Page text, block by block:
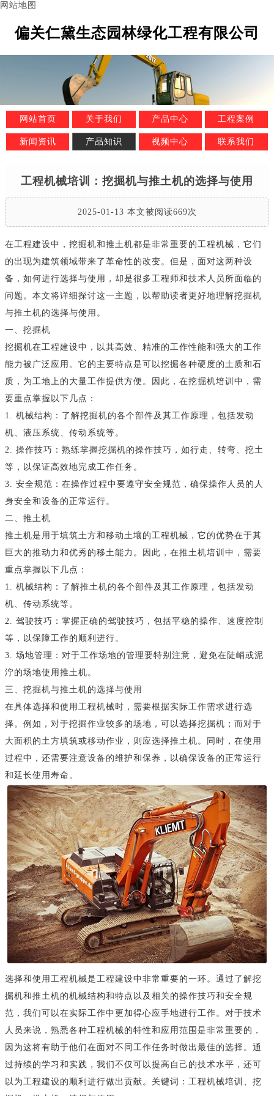
网站地图
偏关仁黛生态园林绿化工程有限公司
网站首页 关于我们 产品中心 工程案例
新闻资讯 产品知识 视频中心 联系我们
工程机械培训：挖掘机与推土机的选择与使用
2025-01-13 本文被阅读669次
在工程建设中，挖掘机和推土机都是非常重要的工程机械，它们
的出现为建筑领域带来了革命性的改变。但是，面对这两种设
备，如何进行选择与使用，却是很多工程师和技术人员所面临的
问题。本文将详细探讨这一主题，以帮助读者更好地理解挖掘机
与推土机的选择与使用。
一、挖掘机
挖掘机在工程建设中，以其高效、精准的工作性能和强大的工作
能力被广泛应用。它的主要特点是可以挖掘各种硬度的土质和石
质，为工地上的大量工作提供方便。因此，在挖掘机培训中，需
要重点掌握以下几点：
1. 机械结构：了解挖掘机的各个部件及其工作原理，包括发动
机、液压系统、传动系统等。
2. 操作技巧：熟练掌握挖掘机的操作技巧，如行走、转弯、挖土
等，以保证高效地完成工作任务。
3. 安全规范：在操作过程中要遵守安全规范，确保操作人员的人
身安全和设备的正常运行。
二、推土机
推土机是用于填筑土方和移动土壤的工程机械，它的优势在于其
巨大的推动力和优秀的移土能力。因此，在推土机培训中，需要
重点掌握以下几点：
1. 机械结构：了解推土机的各个部件及其工作原理，包括发动
机、传动系统等。
2. 驾驶技巧：掌握正确的驾驶技巧，包括平稳的操作、速度控制
等，以保障工作的顺利进行。
3. 场地管理：对于工作场地的管理要特别注意，避免在陡峭或泥
泞的场地使用推土机。
三、挖掘机与推土机的选择与使用
在具体选择和使用工程机械时，需要根据实际工作需求进行选
择。例如，对于挖掘作业较多的场地，可以选择挖掘机；而对于
大面积的土方填筑或移动作业，则应选择推土机。同时，在使用
过程中，还需要注意设备的维护和保养，以确保设备的正常运行
和延长使用寿命。
选择和使用工程机械是工程建设中非常重要的一环。通过了解挖
掘机和推土机的机械结构和特点以及相关的操作技巧和安全规
范，我们可以在实际工作中更加得心应手地进行工作。对于技术
人员来说，熟悉各种工程机械的特性和应用范围是非常重要的，
因为这将有助于他们在面对不同工作任务时做出最佳的选择。通
过持续的学习和实践，我们不仅可以提高自己的技术水平，还可
以为工程建设的顺利进行做出贡献。关键词：工程机械培训、挖